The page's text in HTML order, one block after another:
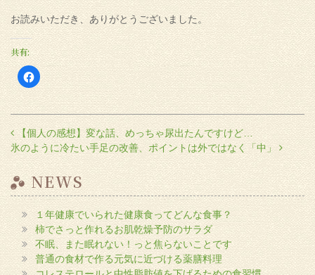
お読みいただき、ありがとうございました。
共有:
Facebook
で
共
有
す
る
に
は
ク
リ
ッ
ク
し
て
く
だ
さ
い
(新
し
い
ウ
ィ
ン
投稿ナビゲーション
【個人の感想】変な話、めっちゃ尿出たんですけど…
氷のように冷たい手足の改善、ポイントは外ではなく「中」
NEWS
１年健康でいられた健康食ってどんな食事？
柿でさっと作れるお肌乾燥予防のサラダ
不眠、また眠れない！っと焦らないことです
普通の食材で作る元気に近づける薬膳料理